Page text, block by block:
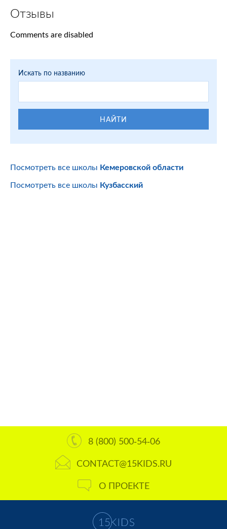
Отзывы
Comments are disabled
Искать по названию
НАЙТИ
Посмотреть все школы Кемеровской области
Посмотреть все школы Кузбасский
8 (800) 500-54-06
CONTACT@15KIDS.RU
О ПРОЕКТЕ